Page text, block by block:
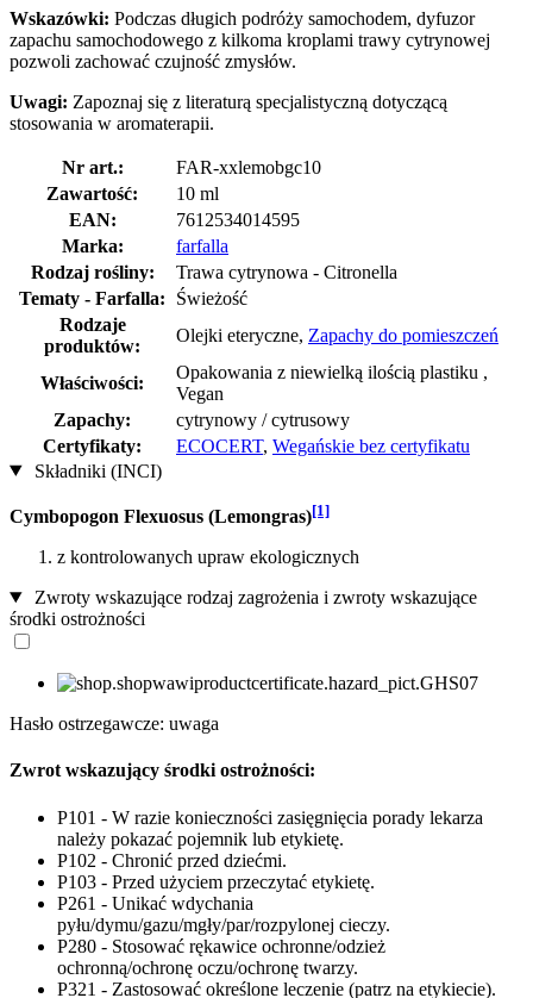
Wskazówki: Podczas długich podróży samochodem, dyfuzor
zapachu samochodowego z kilkoma kroplami trawy cytrynowej
pozwoli zachować czujność zmysłów.
Uwagi: Zapoznaj się z literaturą specjalistyczną dotyczącą
stosowania w aromaterapii.
Nr art.:
FAR-xxlemobgc10
Zawartość:
10 ml
EAN:
7612534014595
Marka:
farfalla
Rodzaj rośliny:
Trawa cytrynowa - Citronella
Tematy - Farfalla:
Świeżość
Rodzaje
produktów:
Olejki eteryczne, Zapachy do pomieszczeń
Właściwości:
Opakowania z niewielką ilością plastiku ,
Vegan
Zapachy:
cytrynowy / cytrusowy
Certyfikaty:
ECOCERT, Wegańskie bez certyfikatu
Składniki (INCI)
Cymbopogon Flexuosus (Lemongras)[1]
z kontrolowanych upraw ekologicznych
Zwroty wskazujące rodzaj zagrożenia i zwroty wskazujące
środki ostrożności
Hasło ostrzegawcze: uwaga
Zwrot wskazujący środki ostrożności:
P101 - W razie konieczności zasięgnięcia porady lekarza
należy pokazać pojemnik lub etykietę.
P102 - Chronić przed dziećmi.
P103 - Przed użyciem przeczytać etykietę.
P261 - Unikać wdychania
pyłu/dymu/gazu/mgły/par/rozpylonej cieczy.
P280 - Stosować rękawice ochronne/odzież
ochronną/ochronę oczu/ochronę twarzy.
P321 - Zastosować określone leczenie (patrz na etykiecie).